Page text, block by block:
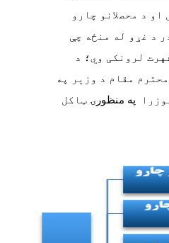
د محصلانو چارو
د غړو له منځه چې
لرونکی وي؛ د
مقام د وزیر په
په منظورۍټاکل